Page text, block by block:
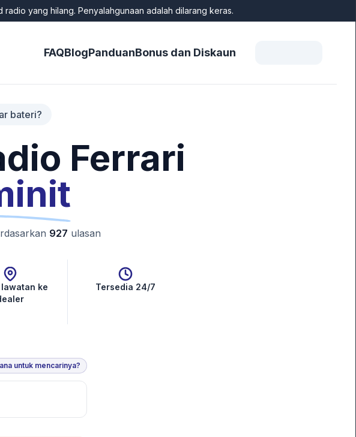
yang hilang. Penyalahgunaan adalah dilarang keras.
FAQBlogPanduanBonus dan Diskaun
bateri?
Ferrari
927 ulasan
ke
Tersedia 24/7
untuk mencarinya?